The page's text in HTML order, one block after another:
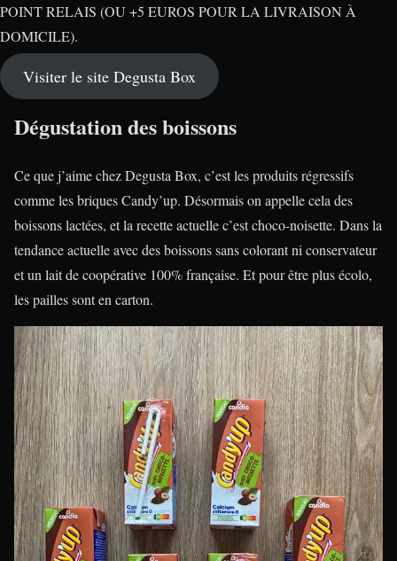
POINT RELAIS (OU +5 EUROS POUR LA LIVRAISON À
DOMICILE).
Visiter le site Degusta Box
Dégustation des boissons
Ce que j’aime chez Degusta Box, c’est les produits régressifs
comme les briques Candy’up. Désormais on appelle cela des
boissons lactées, et la recette actuelle c’est choco-noisette. Dans la
tendance actuelle avec des boissons sans colorant ni conservateur
et un lait de coopérative 100% française. Et pour être plus écolo,
les pailles sont en carton.